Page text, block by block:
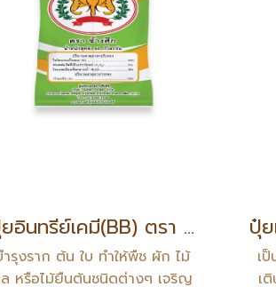
ปุ๋ยอินทรีย์เคมี(BB) ตรา ช้างศึก สูตร 10-5-5
ำรุงราก ต้น ใบ ทำให้พืช ผัก ไม้
หรือไม้ยืนต้นชนิดต่างๆ เจริญ
เ
เ